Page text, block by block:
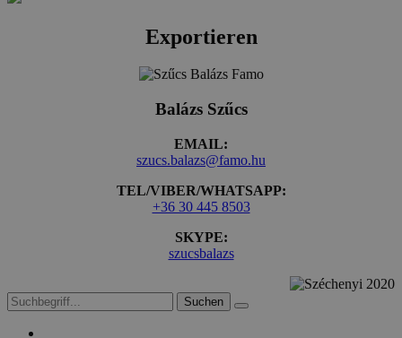
Exportieren
Balázs Szűcs
EMAIL:
szucs.balazs@famo.hu
TEL/VIBER/WHATSAPP:
+36 30 445 8503
SKYPE:
szucsbalazs